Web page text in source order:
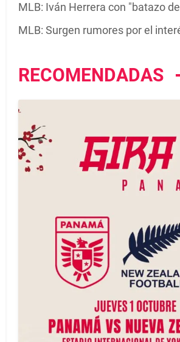
MLB: Iván Herrera con "batazo
MLB: Surgen rumores por el
RECOMENDADAS